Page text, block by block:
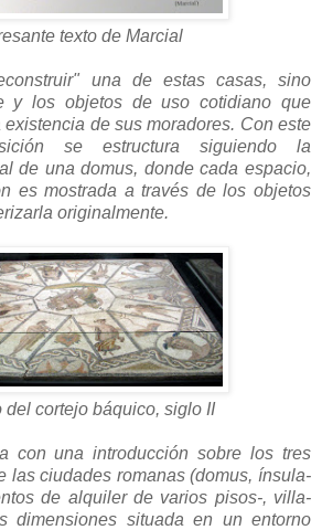
texto de Marcial
una de estas casas, sino
y los objetos de uso cotidiano que
de sus moradores. Con este
se estructura siguiendo la
de una domus, donde cada espacio,
es mostrada a través de los objetos
originalmente.
del cortejo báquico, siglo II
con una introducción sobre los tres
las ciudades romanas (domus, ínsula-
de alquiler de varios pisos-, villa-
dimensiones situada en un entorno